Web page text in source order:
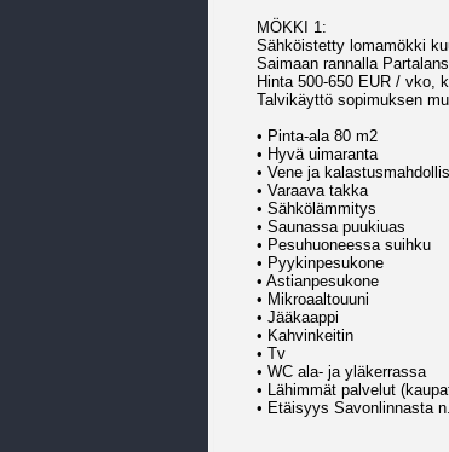
MÖKKI 1:
Sähköistetty lomamökki
Saimaan rannalla
Hinta 500-650 EUR / vko,
Talvikäyttö sopimuksen
• Pinta-ala 80 m2
• Hyvä uimaranta
• Vene ja
• Varaava takka
• Sähkölämmitys
• Saunassa puukiuas
• Pesuhuoneessa suihku
• Pyykinpesukone
• Astianpesukone
• Mikroaaltouuni
• Jääkaappi
• Kahvinkeitin
• Tv
• WC ala- ja yläkerrassa
• Lähimmät palvelut
• Etäisyys Savonlinnasta